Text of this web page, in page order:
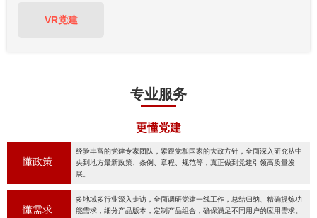
VR党建
专业服务
更懂党建
懂政策
经验丰富的党建专家团队，紧跟党和国家的大政方针，全面深入研究从中
央到地方最新政策、条例、章程、规范等，真正做到党建引领高质量发
展。
懂需求
多地域多行业深入走访，全面调研党建一线工作，总结归纳、精确提炼功
能需求，细分产品版本，定制产品组合，确保满足不同用户的应用需求。